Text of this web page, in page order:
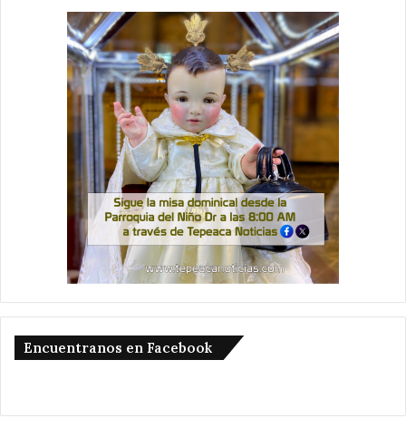
Encuentranos en Facebook